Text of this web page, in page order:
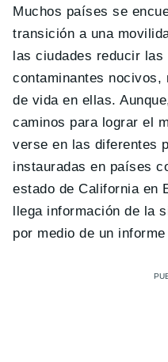
Muchos países se
transición a una
las ciudades reducir las
contaminantes nocivos,
de vida en ellas.
caminos para lograr el
verse en las diferentes
instauradas en países
estado de California en
llega información de la
por medio de un